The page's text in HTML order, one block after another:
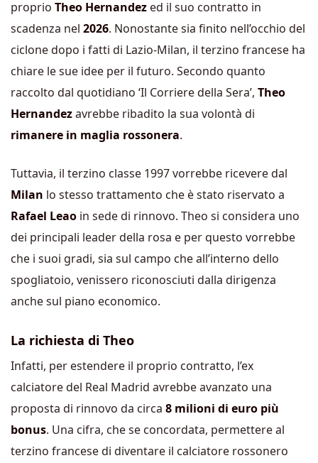
proprio Theo Hernandez ed il suo contratto in
scadenza nel 2026. Nonostante sia finito nell’occhio del
ciclone dopo i fatti di Lazio-Milan, il terzino francese ha
chiare le sue idee per il futuro. Secondo quanto
raccolto dal quotidiano ‘Il Corriere della Sera’, Theo
Hernandezavrebbe ribadito la sua volontà di
rimanere in maglia rossonera.
Tuttavia, il terzino classe 1997 vorrebbe ricevere dal
Milan lo stesso trattamento che è stato riservato a
Rafael Leao in sede di rinnovo. Theo si considera uno
dei principali leader della rosa e per questo vorrebbe
che i suoi gradi, sia sul campo che all’interno dello
spogliatoio, venissero riconosciuti dalla dirigenza
anche sul piano economico.
La richiesta di Theo
Infatti, per estendere il proprio contratto, l’ex
calciatore del Real Madrid avrebbe avanzato una
proposta di rinnovo da circa 8 milioni di euro più
bonus. Una cifra, che se concordata, permettere al
terzino francese di diventare il calciatore rossonero